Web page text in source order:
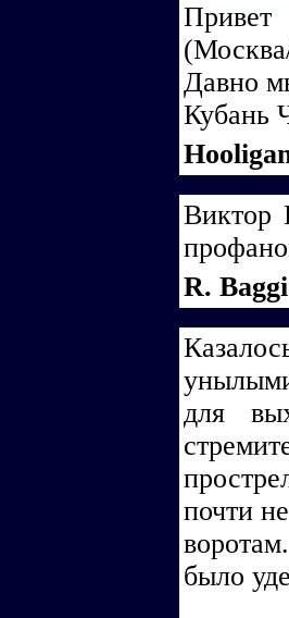
Давно
Кубань
Виктор
R.
для
почти
было